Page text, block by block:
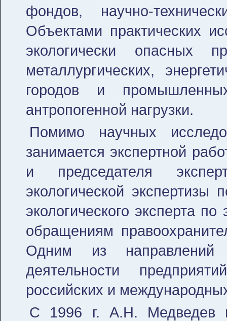
фондов, научно-
Объектами практических
экологически опасных
металлургических,
городов и
антропогенной нагрузки.
Помимо научных
занимается экспертной
и председателя
экологической экспертизы
экологического эксперта
обращениям
Одним из направлений
деятельности
российских и
С 1996 г. А.Н. Медведев